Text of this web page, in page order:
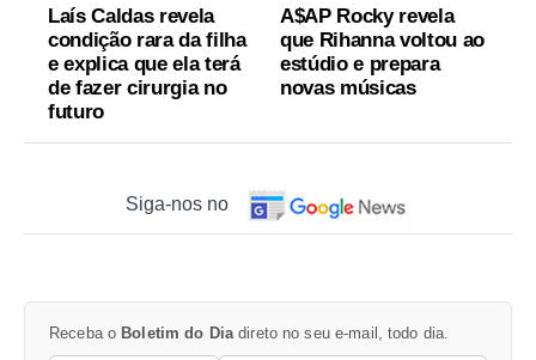
Laís Caldas revela
condição rara da filha
e explica que ela terá
de fazer cirurgia no
futuro
A$AP Rocky revela
que Rihanna voltou ao
estúdio e prepara
novas músicas
Siga-nos no
Receba o Boletim do Dia direto no seu e-mail, todo dia.